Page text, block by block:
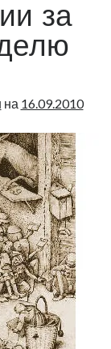
за
на 16.09.2010